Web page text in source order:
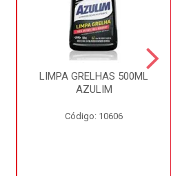
LIMPA GRELHAS 500ML
AZULIM
Código: 10606